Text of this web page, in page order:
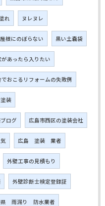
れ ヌレヌレ
根にのぼらない 黒い土嚢袋
があったら入りたい
でおこるリフォームの失敗例
装
ログ 広島市西区の塗装会社
広島 塗装 業者
外壁工事の見積もり
外壁診断士検定登録証
県 雨漏り 防水業者